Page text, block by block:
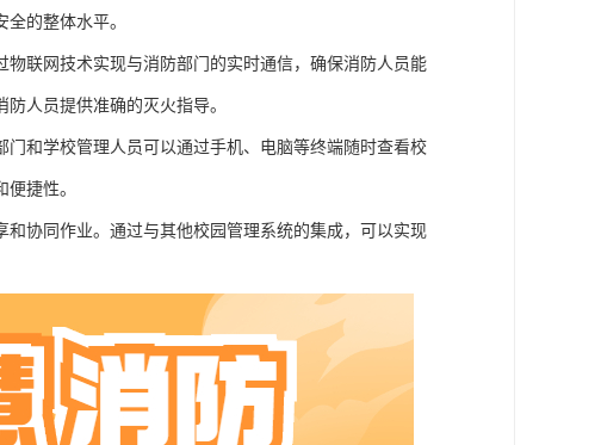
的整体水平。
联网技术实现与消防部门的实时通信，确保消防人员能
人员提供准确的灭火指导。
和学校管理人员可以通过手机、电脑等终端随时查看校
捷性。
协同作业。通过与其他校园管理系统的集成，可以实现